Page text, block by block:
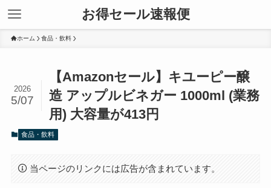
お得セール速報便
ホーム 食品・飲料
【Amazonセール】キユーピー醸
造 アップルビネガー 1000ml (業務
用) 大容量が413円
2026
5/07
食品・飲料
当ページのリンクには広告が含まれています。